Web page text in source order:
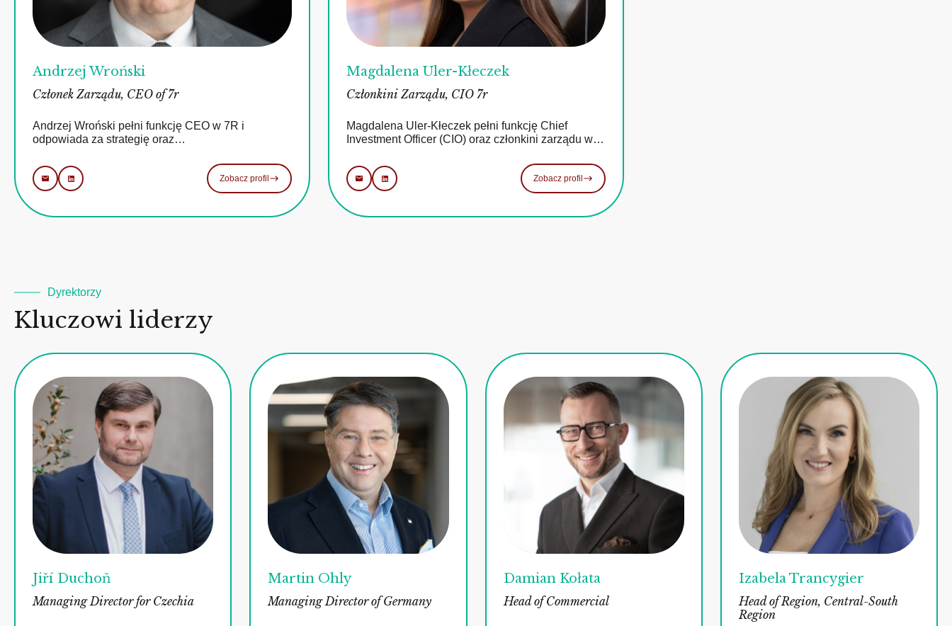
Andrzej Wroński
Członek Zarządu, CEO of 7r
Andrzej Wroński pełni funkcję CEO w 7R i
odpowiada za strategię oraz…
Zobacz profil
Magdalena Uler-Kłeczek
Członkini Zarządu, CIO 7r
Magdalena Uler-Kłeczek pełni funkcję Chief
Investment Officer (CIO) oraz członkini zarządu w…
Zobacz profil
Dyrektorzy
Kluczowi liderzy
Jiří Duchoň
Managing Director for Czechia
Martin Ohly
Managing Director of Germany
Damian Kołata
Head of Commercial
Izabela Trancygier
Head of Region, Central-South
Region